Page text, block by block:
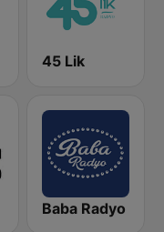
45 Lik
Baba Radyo